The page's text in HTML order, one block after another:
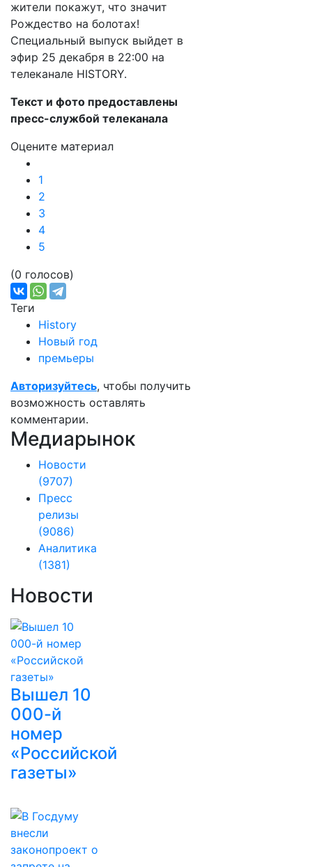
жители покажут, что значит
Рождество на болотах!
Специальный выпуск выйдет в
эфир 25 декабря в 22:00 на
телеканале HISTORY.
Текст и фото предоставлены
пресс-службой телеканала
Оцените материал
1
2
3
4
5
(0 голосов)
Теги
History
Новый год
премьеры
Авторизуйтесь, чтобы получить
возможность оставлять
комментарии.
Медиарынок
Новости
(9707)
Пресс
релизы
(9086)
Аналитика
(1381)
Новости
Вышел 10
000-й
номер
«Российской
газеты»